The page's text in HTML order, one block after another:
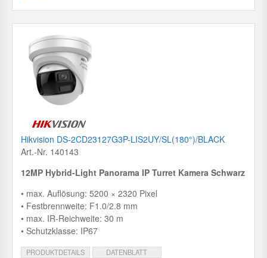
Hikvision DS-2CD23127G3P-LIS2UY/SL(180°)/BLACK
Art.-Nr. 140143
12MP Hybrid-Light Panorama IP Turret Kamera Schwarz
• max. Auflösung: 5200 × 2320 Pixel
• Festbrennweite: F1.0/2.8 mm
• max. IR-Reichweite: 30 m
• Schutzklasse: IP67
PRODUKTDETAILS
DATENBLATT